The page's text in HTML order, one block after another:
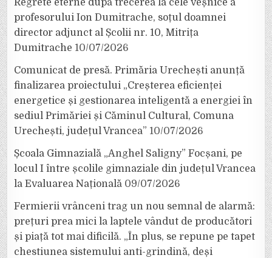
Regrete eterne după trecerea la cele veșnice a
profesorului Ion Dumitrache, soțul doamnei
director adjunct al Școlii nr. 10, Mitrița
Dumitrache 10/07/2026
Comunicat de presă. Primăria Urechești anunță
finalizarea proiectului „Creșterea eficienței
energetice și gestionarea inteligentă a energiei în
sediul Primăriei și Căminul Cultural, Comuna
Urechești, județul Vrancea” 10/07/2026
Școala Gimnazială „Anghel Saligny” Focșani, pe
locul I între școlile gimnaziale din județul Vrancea
la Evaluarea Națională 09/07/2026
Fermierii vrânceni trag un nou semnal de alarmă:
prețuri prea mici la laptele vândut de producători
și piață tot mai dificilă. „În plus, se repune pe tapet
chestiunea sistemului anti-grindină, deși